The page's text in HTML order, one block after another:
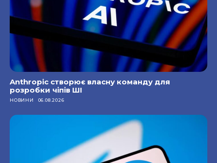
Anthropic створює власну команду для
розробки чіпів ШІ
НОВИНИ 06.08.2026